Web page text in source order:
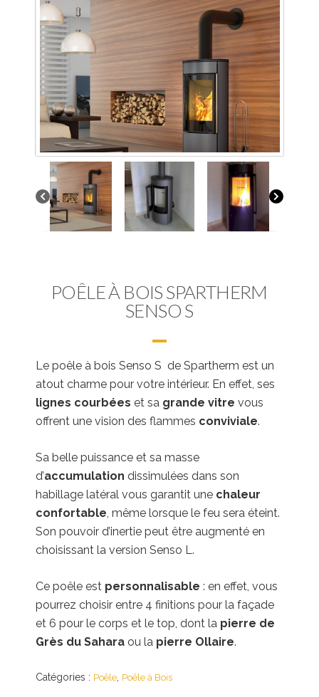
POÊLE À BOIS SPARTHERM
SENSO S
Le poêle à bois Senso S de Spartherm est un
atout charme pour votre intérieur. En effet, ses
lignes courbées et sa grande vitre vous
offrent une vision des flammes conviviale.
Sa belle puissance et sa masse
d’accumulation dissimulées dans son
habillage latéral vous garantit une chaleur
confortable , même lorsque le feu sera éteint.
Son pouvoir d’inertie peut être augmenté en
choisissant la version Senso L.
Ce poêle est personnalisable : en effet, vous
pourrez choisir entre 4 finitions pour la façade
et 6 pour le corps et le top, dont la pierre de
Grès du Sahara ou la pierre Ollaire.
Catégories : Poêle Poêle à Bois